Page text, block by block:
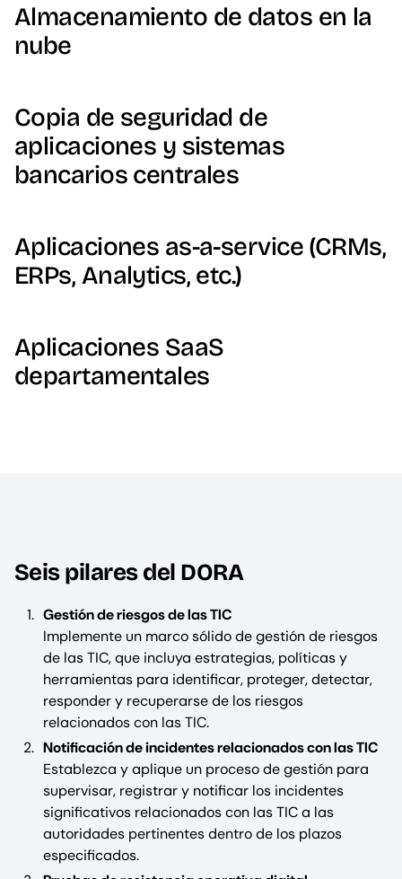
Almacenamiento de datos en la
nube
Copia de seguridad de
aplicaciones y sistemas
bancarios centrales
Aplicaciones as-a-service (CRMs,
ERPs, Analytics, etc.)
Aplicaciones SaaS
departamentales
Seis pilares del DORA
Gestión de riesgos de las TIC
Implemente un marco sólido de gestión de riesgos
de las TIC, que incluya estrategias, políticas y
herramientas para identificar, proteger, detectar,
responder y recuperarse de los riesgos
relacionados con las TIC.
Notificación de incidentes relacionados con las TIC
Establezca y aplique un proceso de gestión para
supervisar, registrar y notificar los incidentes
significativos relacionados con las TIC a las
autoridades pertinentes dentro de los plazos
especificados.